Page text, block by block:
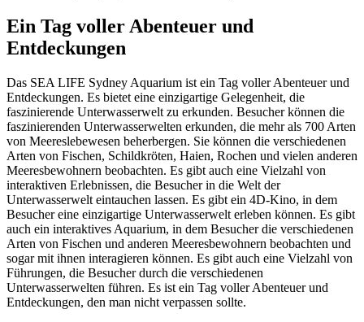
Ein Tag voller Abenteuer und
Entdeckungen
Das SEA LIFE Sydney Aquarium ist ein Tag voller Abenteuer und
Entdeckungen. Es bietet eine einzigartige Gelegenheit, die
faszinierende Unterwasserwelt zu erkunden. Besucher können die
faszinierenden Unterwasserwelten erkunden, die mehr als 700 Arten
von Meereslebewesen beherbergen. Sie können die verschiedenen
Arten von Fischen, Schildkröten, Haien, Rochen und vielen anderen
Meeresbewohnern beobachten. Es gibt auch eine Vielzahl von
interaktiven Erlebnissen, die Besucher in die Welt der
Unterwasserwelt eintauchen lassen. Es gibt ein 4D-Kino, in dem
Besucher eine einzigartige Unterwasserwelt erleben können. Es gibt
auch ein interaktives Aquarium, in dem Besucher die verschiedenen
Arten von Fischen und anderen Meeresbewohnern beobachten und
sogar mit ihnen interagieren können. Es gibt auch eine Vielzahl von
Führungen, die Besucher durch die verschiedenen
Unterwasserwelten führen. Es ist ein Tag voller Abenteuer und
Entdeckungen, den man nicht verpassen sollte.